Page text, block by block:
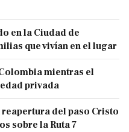
en la Ciudad de
que vivían en el lugar
mientras el
privada
del paso Cristo
sobre la Ruta 7